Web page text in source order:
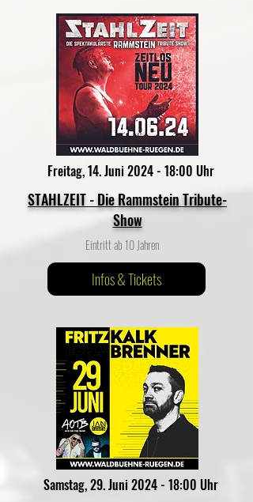
Freitag, 14. Juni 2024 - 18:00 Uhr
STAHLZEIT - Die Rammstein Tribute-
Show
Eintritt ab 10 Jahren
Infos & Tickets
Samstag, 29. Juni 2024 - 18:00 Uhr